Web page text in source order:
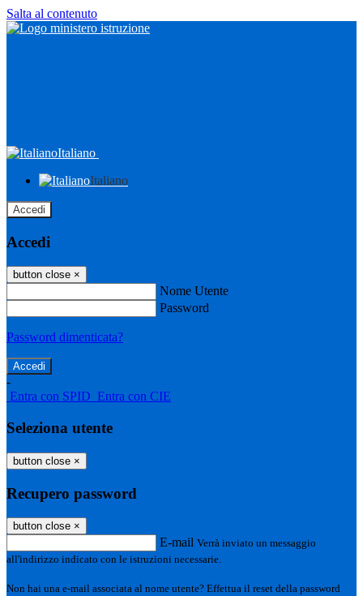
Salta al contenuto
Italiano
Italiano
Accedi
Accedi
button close ×
Nome Utente
Password
Password dimenticata?
-
Entra con SPID Entra con CIE
Seleziona utente
button close ×
Recupero password
button close ×
E-mail Verrà inviato un messaggio
all'indirizzo indicato con le istruzioni necessarie.
Non hai una e-mail associata al nome utente? Effettua il reset della password